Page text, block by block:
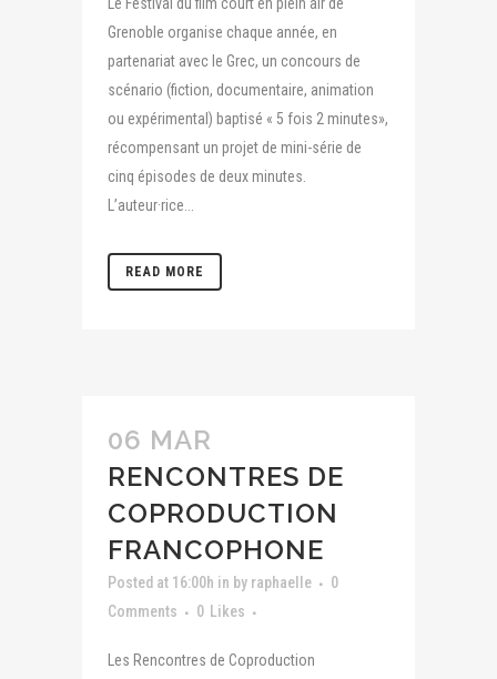
Grenoble organise chaque année, en
partenariat avec le Grec, un concours de
scénario (fiction, documentaire, animation
ou expérimental) baptisé « 5 fois 2 minutes»,
récompensant un projet de mini-série de
cinq épisodes de deux minutes.
L’auteur·rice...
READ MORE
06 MAR
RENCONTRES DE
COPRODUCTION
FRANCOPHONE
Posted at 16:00h in by raphaelle
0
Comments
0 Likes
Les Rencontres de Coproduction